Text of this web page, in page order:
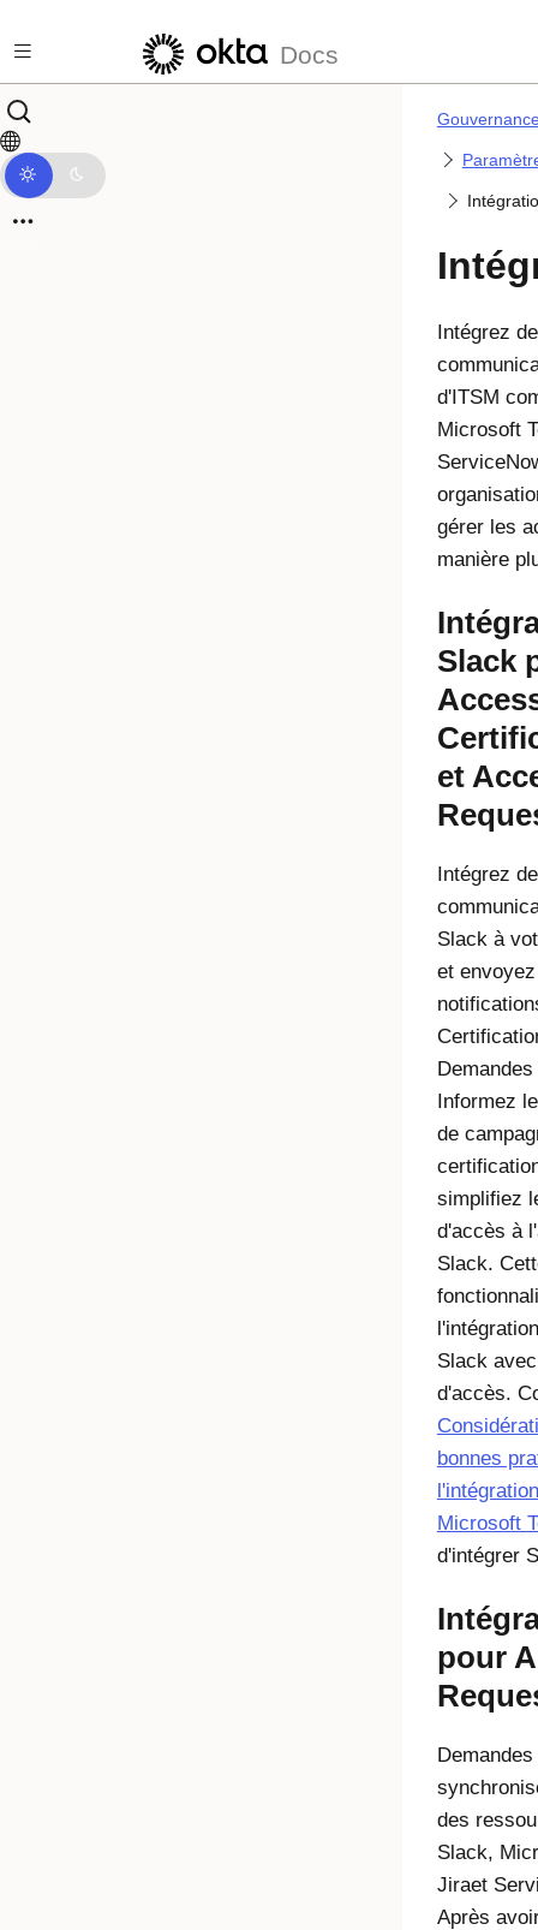
Docs
Intégrez
d'ITSM
Microsoft
gérer les
manière
Slack
et
Intégrez
Slack à
et
Informez
de
simplifiez
d'accès à
Slack.
Slack
d'accès.
bonnes
Microsoft
d'intégrer
pour
des
Slack,
Jiraet
Après